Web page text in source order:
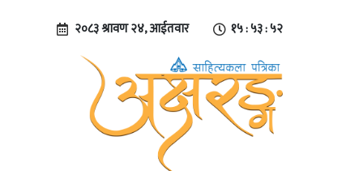
२०८३ श्रावण २४, आईतवार १५ : ५३ : ५२